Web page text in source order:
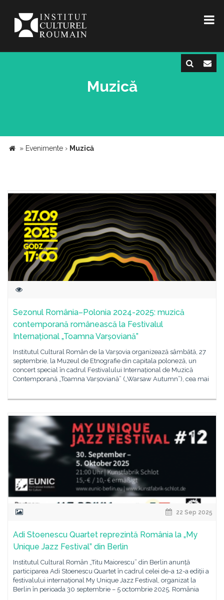
Muzică
» Evenimente › Muzică
Sezonul România–Polonia 2024-2025: muzică
contemporană românească la Festivalul
Internațional „Toamna Varșoviană”
Institutul Cultural Român de la Varșovia organizează sâmbătă, 27
septembrie, la Muzeul de Etnografie din capitala poloneză, un
concert special în cadrul Festivalului Internațional de Muzică
Contemporană „Toamna Varșoviană” („Warsaw Autumn”), cea mai
22 Sep 2025
Adi Stoenescu Quartet reprezintă România la „My
Unique Jazz Festival” din Berlin
Institutul Cultural Român „Titu Maiorescu” din Berlin anunță
participarea Adi Stoenescu Quartet în cadrul celei de-a 12-a ediții a
festivalului internațional My Unique Jazz Festival, organizat la
Berlin în perioada 30 septembrie – 5 octombrie 2025. România